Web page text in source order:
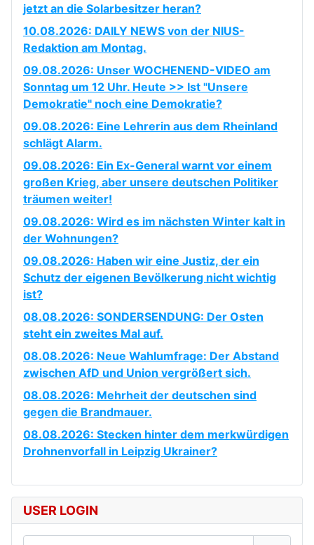
jetzt an die Solarbesitzer heran?
10.08.2026: DAILY NEWS von der NIUS-
Redaktion am Montag.
09.08.2026: Unser WOCHENEND-VIDEO am
Sonntag um 12 Uhr. Heute >> Ist "Unsere
Demokratie" noch eine Demokratie?
09.08.2026: Eine Lehrerin aus dem Rheinland
schlägt Alarm.
09.08.2026: Ein Ex-General warnt vor einem
großen Krieg, aber unsere deutschen Politiker
träumen weiter!
09.08.2026: Wird es im nächsten Winter kalt in
der Wohnungen?
09.08.2026: Haben wir eine Justiz, der ein
Schutz der eigenen Bevölkerung nicht wichtig
ist?
08.08.2026: SONDERSENDUNG: Der Osten
steht ein zweites Mal auf.
08.08.2026: Neue Wahlumfrage: Der Abstand
zwischen AfD und Union vergrößert sich.
08.08.2026: Mehrheit der deutschen sind
gegen die Brandmauer.
08.08.2026: Stecken hinter dem merkwürdigen
Drohnenvorfall in Leipzig Ukrainer?
USER LOGIN